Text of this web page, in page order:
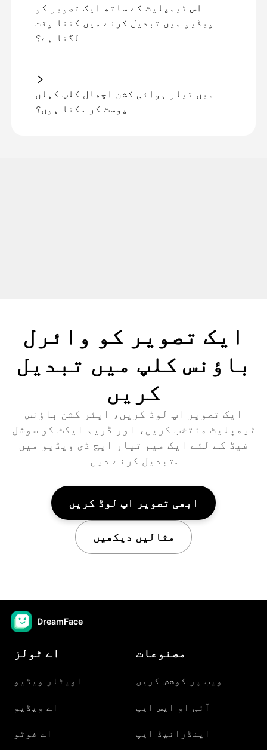
اس ٹیمپلیٹ کے ساتھ ایک تصویر کو
ویڈیو میں تبدیل کرنے میں کتنا وقت
لگتا ہے؟
میں تیار ہوائی کشن اچھال کلپ کہاں
پوسٹ کر سکتا ہوں؟
ایک تصویر کو وائرل
باؤنس کلپ میں تبدیل
کریں
ایک تصویر اپ لوڈ کریں، ایئر کشن باؤنس
ٹیمپلیٹ منتخب کریں، اور ڈریم ایکٹ کو سوشل
فیڈ کے لئے ایک میم تیار ایچ ڈی ویڈیو میں
تبدیل کرنے دیں.
ابھی تصویر اپ لوڈ کریں
مثالیں دیکھیں
DreamFace
اے ٹولز
اویٹار ویڈیو
اے ویڈیو
اے فوٹو
مصنوعات
ویب پر کوشش کریں
آئی او ایس ایپ
اینڈرائیڈ ایپ